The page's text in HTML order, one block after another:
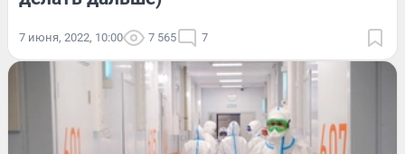
7 июня, 2022, 10:00 7 565 7